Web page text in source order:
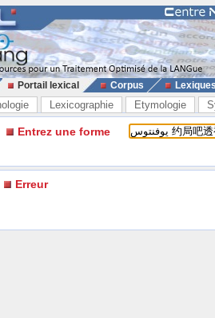
Portail lexical Corpus
Lexicographie Etymologie
Entrez une forme
Erreur